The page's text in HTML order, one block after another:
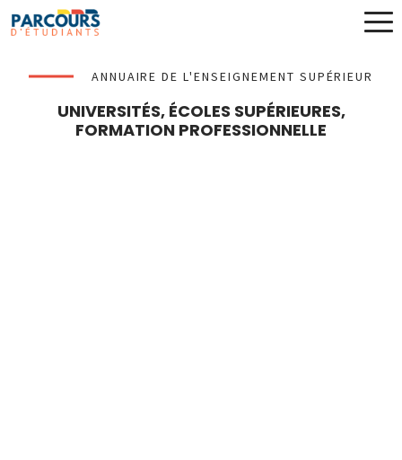
ANNUAIRE DE L'ENSEIGNEMENT SUPÉRIEUR
UNIVERSITÉS, ÉCOLES SUPÉRIEURES,
FORMATION PROFESSIONNELLE